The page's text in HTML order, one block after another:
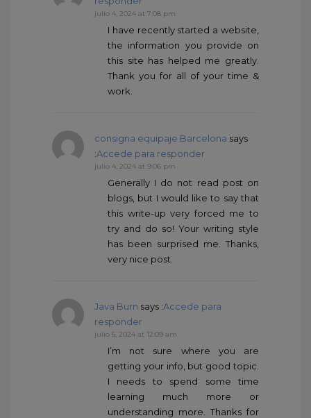
julio 4, 2024 at 7:08 pm
I have recently started a website,
the information you provide on
this site has helped me greatly.
Thank you for all of your time &
work.
consigna equipaje Barcelona says
:Accede para responder
julio 4, 2024 at 9:06 pm
Generally I do not read post on
blogs, but I would like to say that
this write-up very forced me to
try and do so! Your writing style
has been surprised me. Thanks,
very nice post.
Java Burn says :Accede para
responder
julio 5, 2024 at 12:09 am
I’m not sure where you are
getting your info, but good topic.
I needs to spend some time
learning much more or
understanding more. Thanks for